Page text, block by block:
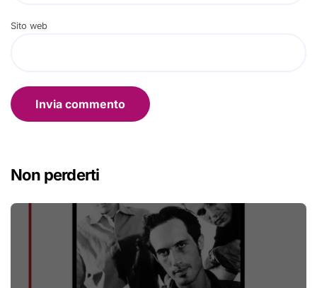
Sito web
Non perderti